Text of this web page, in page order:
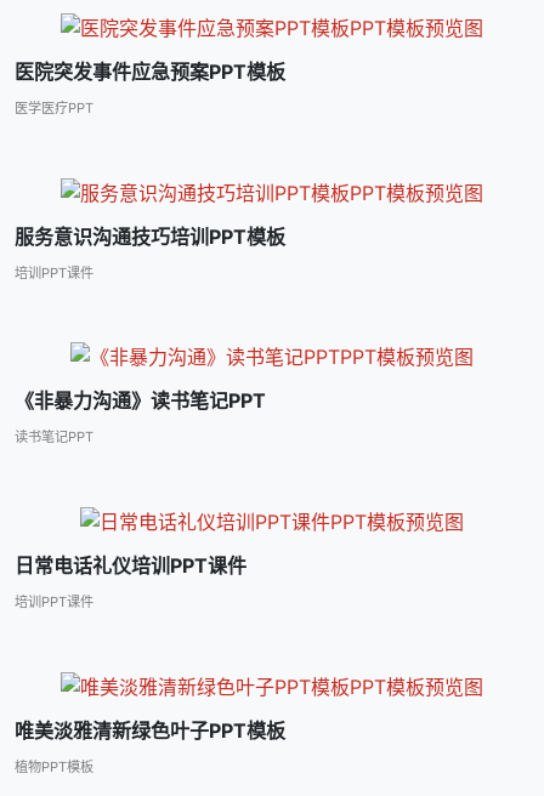
医院突发事件应急预案PPT模板
医学医疗PPT
服务意识沟通技巧培训PPT模板
培训PPT课件
《非暴力沟通》读书笔记PPT
读书笔记PPT
日常电话礼仪培训PPT课件
培训PPT课件
唯美淡雅清新绿色叶子PPT模板
植物PPT模板